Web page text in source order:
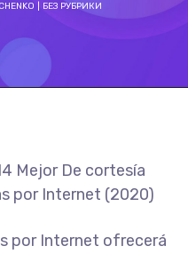
БЕЗ РУБРИКИ
Mejor De cortesía
por Internet (2020)
por Internet ofrecerá